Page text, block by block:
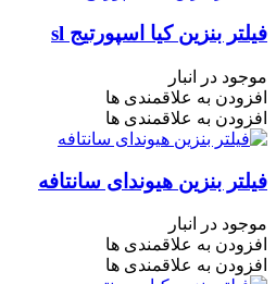
فیلتر بنزین کیا اسپورتیج sl
موجود در انبار
افزودن به علاقمندی ها
افزودن به علاقمندی ها
فیلتر بنزین هیوندای سانتافه
موجود در انبار
افزودن به علاقمندی ها
افزودن به علاقمندی ها